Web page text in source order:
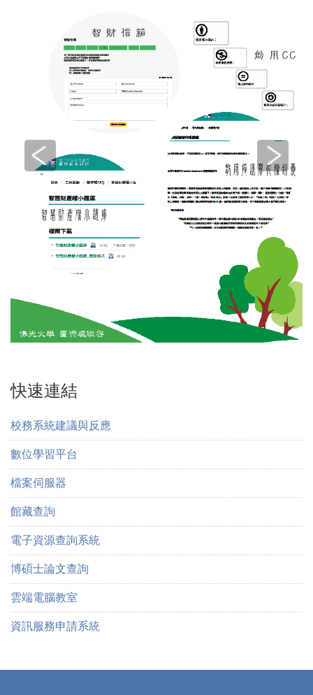
快速連結
校務系統建議與反應
數位學習平台
檔案伺服器
館藏查詢
電子資源查詢系統
博碩士論文查詢
雲端電腦教室
資訊服務申請系統